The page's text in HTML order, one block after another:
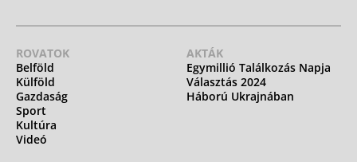
ROVATOK
Belföld
Külföld
Gazdaság
Sport
Kultúra
Videó
AKTÁK
Egymillió Találkozás Napja
Választás 2024
Háború Ukrajnában